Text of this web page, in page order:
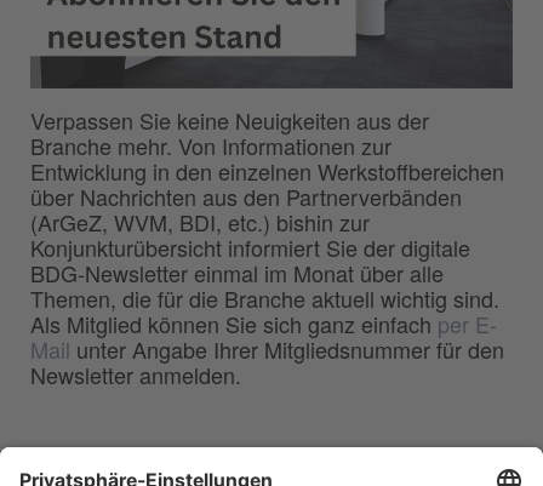
Verpassen Sie keine Neuigkeiten aus der
Branche mehr. Von Informationen zur
Entwicklung in den einzelnen Werkstoffbereichen
über Nachrichten aus den Partnerverbänden
(ArGeZ, WVM, BDI, etc.) bishin zur
Konjunkturübersicht informiert Sie der digitale
BDG-Newsletter einmal im Monat über alle
Themen, die für die Branche aktuell wichtig sind.
Als Mitglied können Sie sich ganz einfach per E-
Mail unter Angabe Ihrer Mitgliedsnummer für den
Newsletter anmelden.